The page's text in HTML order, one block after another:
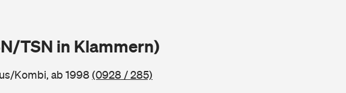
TSN in Klammern)
Kombi, ab 1998(0928 / 285)